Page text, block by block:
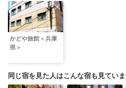
かどや旅館＜兵庫
県＞
同じ宿を見た人はこんな宿も見てい